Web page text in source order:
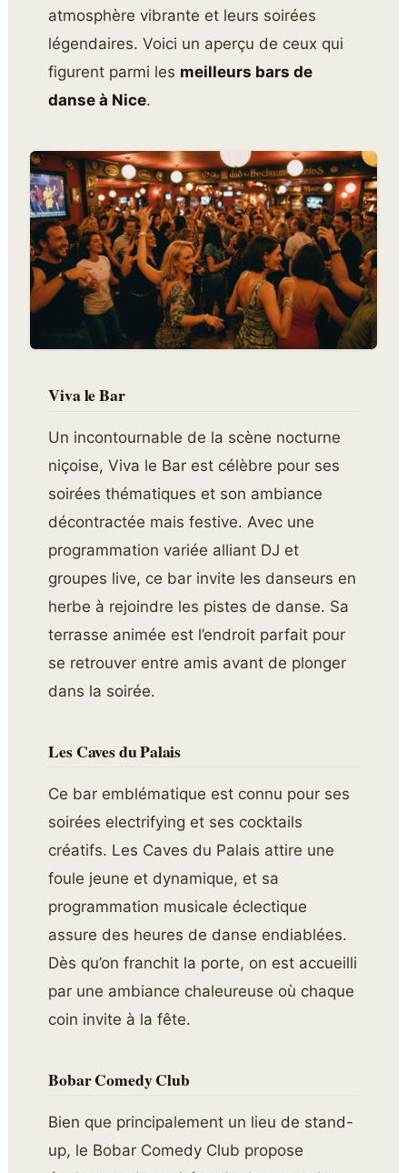
atmosphère vibrante et leurs soirées
légendaires. Voici un aperçu de ceux qui
figurent parmi les meilleurs bars de
danse à Nice.
Viva le Bar
Un incontournable de la scène nocturne
niçoise, Viva le Bar est célèbre pour ses
soirées thématiques et son ambiance
décontractée mais festive. Avec une
programmation variée alliant DJ et
groupes live, ce bar invite les danseurs en
herbe à rejoindre les pistes de danse. Sa
terrasse animée est l’endroit parfait pour
se retrouver entre amis avant de plonger
dans la soirée.
Les Caves du Palais
Ce bar emblématique est connu pour ses
soirées electrifying et ses cocktails
créatifs. Les Caves du Palais attire une
foule jeune et dynamique, et sa
programmation musicale éclectique
assure des heures de danse endiablées.
Dès qu’on franchit la porte, on est accueilli
par une ambiance chaleureuse où chaque
coin invite à la fête.
Bobar Comedy Club
Bien que principalement un lieu de stand-
up, le Bobar Comedy Club propose